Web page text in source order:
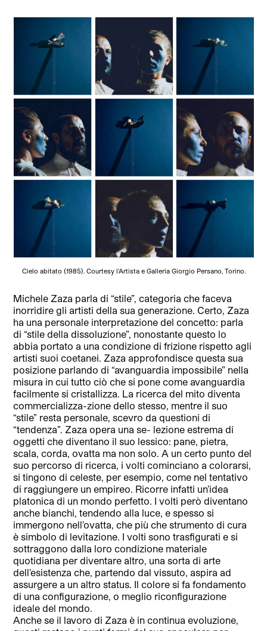
Cielo abitato (1985). Courtesy l’Artista e Galleria Giorgio Persano, Torino.
Michele Zaza parla di “stile”, categoria che faceva
inorridire gli artisti della sua generazione. Certo, Zaza
ha una personale interpretazione del concetto: parla
di “stile della dissoluzione”, nonostante questo lo
abbia portato a una condizione di frizione rispetto agli
artisti suoi coetanei. Zaza approfondisce questa sua
posizione parlando di “avanguardia impossibile” nella
misura in cui tutto ciò che si pone come avanguardia
facilmente si cristallizza. La ricerca del mito diventa
commercializza-zione dello stesso, mentre il suo
“stile” resta personale, scevro da questioni di
“tendenza”. Zaza opera una se- lezione estrema di
oggetti che diventano il suo lessico: pane, pietra,
scala, corda, ovatta ma non solo. A un certo punto del
suo percorso di ricerca, i volti cominciano a colorarsi,
si tingono di celeste, per esempio, come nel tentativo
di raggiungere un empireo. Ricorre infatti un’idea
platonica di un mondo perfetto. I volti però diventano
anche bianchi, tendendo alla luce, e spesso si
immergono nell’ovatta, che più che strumento di cura
è simbolo di levitazione. I volti sono trasfigurati e si
sottraggono dalla loro condizione materiale
quotidiana per diventare altro, una sorta di arte
dell’esistenza che, partendo dal vissuto, aspira ad
assurgere a un altro status. Il colore si fa fondamento
di una configurazione, o meglio riconfigurazione
ideale del mondo.
Anche se il lavoro di Zaza è in continua evoluzione,